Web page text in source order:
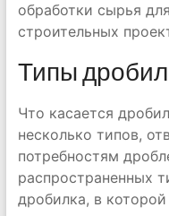
обработки сырья
строительных
Типы
Что касается
несколько типов,
потребностям
распространенных
дробилка, в